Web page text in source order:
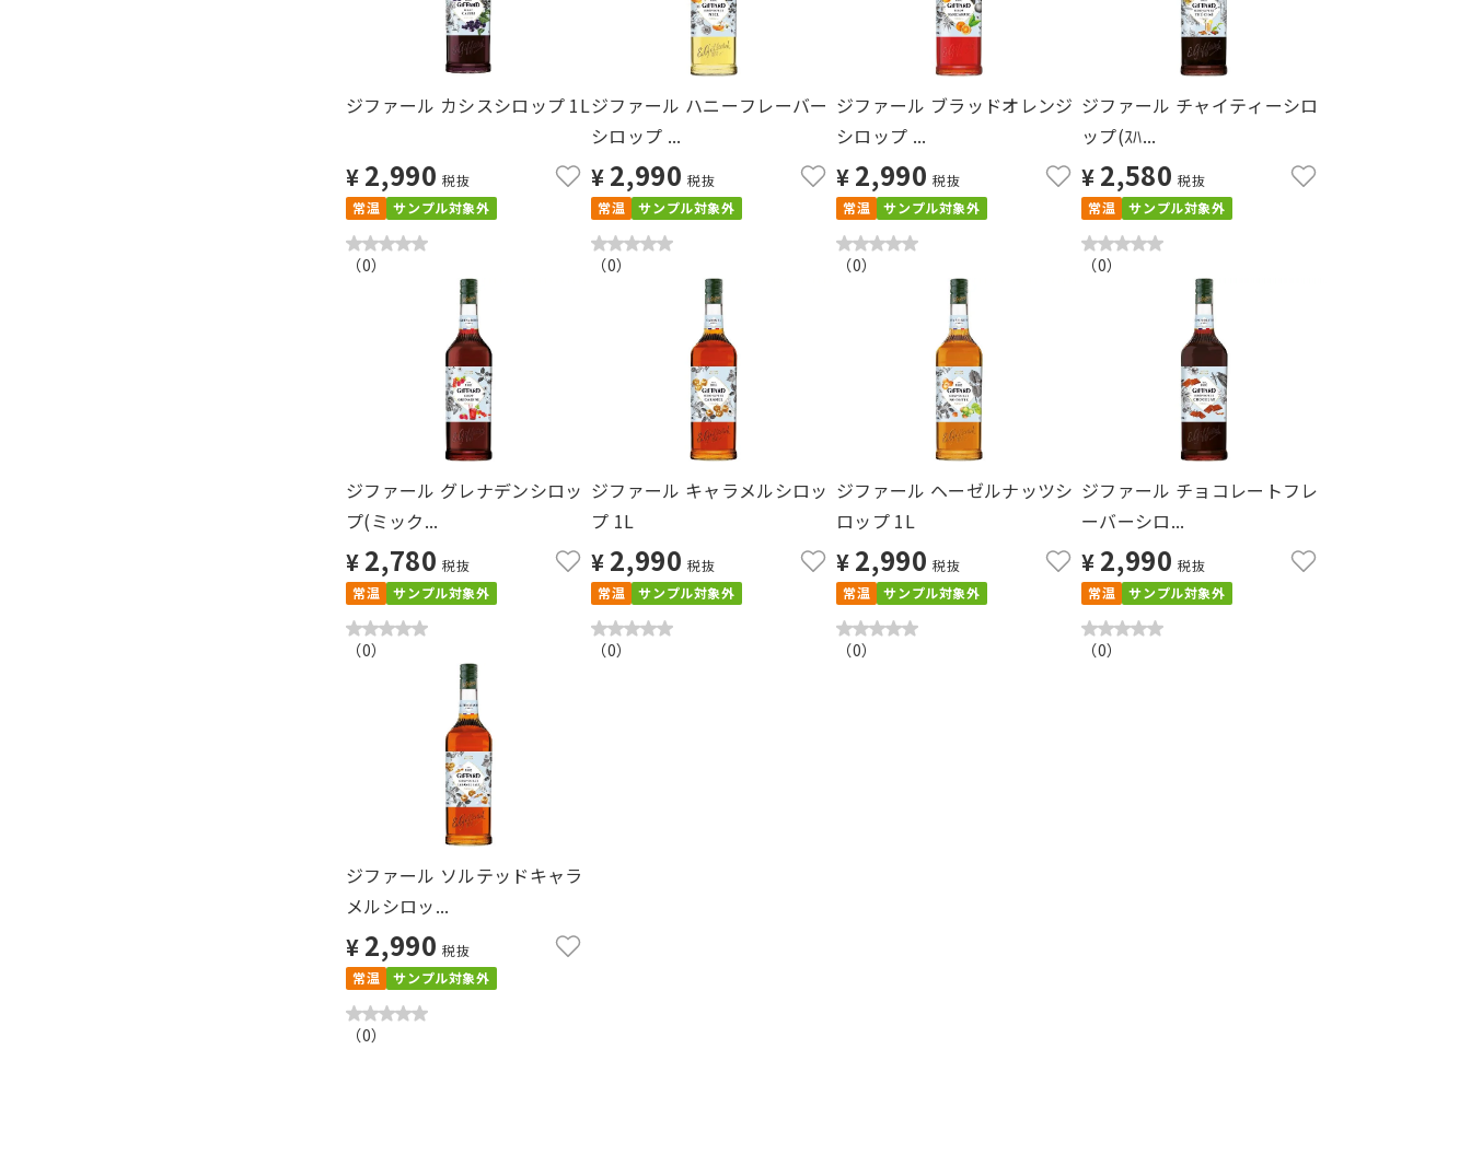
ジファール カシスシロップ 1L
¥ 2,990 税抜
常温
サンプル対象外
（0）
ジファール ハニーフレーバー
シロップ ...
¥ 2,990 税抜
常温
サンプル対象外
（0）
ジファール ブラッドオレンジ
シロップ ...
¥ 2,990 税抜
常温
サンプル対象外
（0）
ジファール チャイティーシロ
ップ(ｽﾊ...
¥ 2,580 税抜
常温
サンプル対象外
（0）
ジファール グレナデンシロッ
プ(ミック...
¥ 2,780 税抜
常温
サンプル対象外
（0）
ジファール キャラメルシロッ
プ 1L
¥ 2,990 税抜
常温
サンプル対象外
（0）
ジファール ヘーゼルナッツシ
ロップ 1L
¥ 2,990 税抜
常温
サンプル対象外
（0）
ジファール チョコレートフレ
ーバーシロ...
¥ 2,990 税抜
常温
サンプル対象外
（0）
ジファール ソルテッドキャラ
メルシロッ...
¥ 2,990 税抜
常温
サンプル対象外
（0）